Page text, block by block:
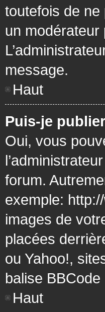
toutefois de
un modérateur
message.
Haut
Puis-je
Oui, vous
forum.
exemple:
images de
placées
ou Yahoo!,
balise BBCode
Haut